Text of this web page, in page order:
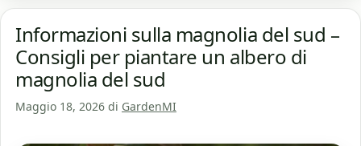
Informazioni sulla magnolia del sud –
Consigli per piantare un albero di
magnolia del sud
Maggio 18, 2026 di GardenMI